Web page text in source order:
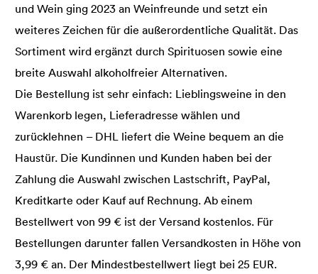
und Wein ging 2023 an Weinfreunde und setzt ein
weiteres Zeichen für die außerordentliche Qualität. Das
Sortiment wird ergänzt durch Spirituosen sowie eine
breite Auswahl alkoholfreier Alternativen.
Die Bestellung ist sehr einfach: Lieblingsweine in den
Warenkorb legen, Lieferadresse wählen und
zurücklehnen – DHL liefert die Weine bequem an die
Haustür. Die Kundinnen und Kunden haben bei der
Zahlung die Auswahl zwischen Lastschrift, PayPal,
Kreditkarte oder Kauf auf Rechnung. Ab einem
Bestellwert von 99 € ist der Versand kostenlos. Für
Bestellungen darunter fallen Versandkosten in Höhe von
3,99 € an. Der Mindestbestellwert liegt bei 25 EUR.